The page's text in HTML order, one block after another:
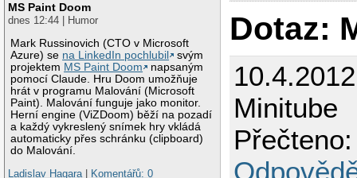
MS Paint Doom
dnes 12:44 | Humor
Mark Russinovich (CTO v Microsoft
Azure) se na LinkedIn pochlubil
svým
projektem MS Paint Doom
napsaným
pomocí Claude. Hru Doom umožňuje
hrát v programu Malování (Microsoft
Paint). Malování funguje jako monitor.
Herní engine (ViZDoom) běží na pozadí
a každý vykreslený snímek hry vkládá
automaticky přes schránku (clipboard)
do Malování.
Ladislav Hagara| Komentářů: 0
Dotaz:
Minitube